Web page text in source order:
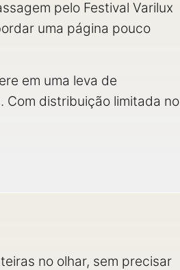
pelo Festival Varilux
uma página pouco
em uma leva de
Com distribuição limitada no
no olhar, sem precisar